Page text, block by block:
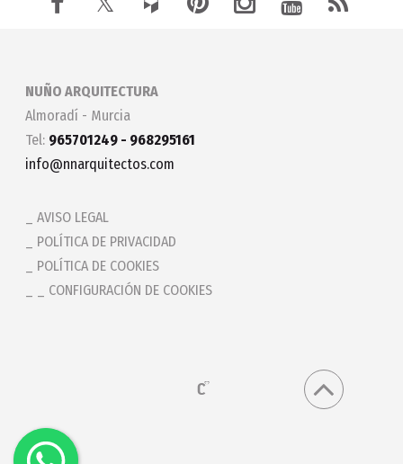
NUÑO ARQUITECTURA
Almoradí - Murcia
Tel: 965701249 - 968295161
info@nnarquitectos.com
AVISO LEGAL
POLÍTICA DE PRIVACIDAD
POLÍTICA DE COOKIES
_ CONFIGURACIÓN DE COOKIES